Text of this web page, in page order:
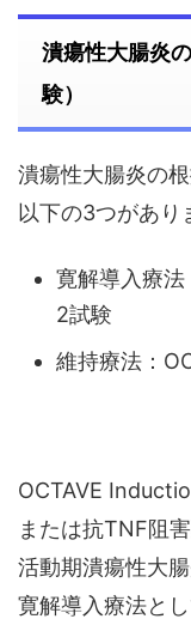
潰瘍性大腸炎
験）
潰瘍性大腸炎の
以下の3つがあり
寛解導入療
2試験
維持療法：
OCTAVE
または抗TNF阻
活動期潰瘍性大
寛解導入療法と